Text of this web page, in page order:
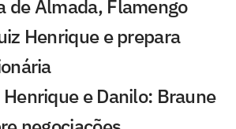
de Almada, Flamengo
Henrique e prepara
e Danilo: Braune